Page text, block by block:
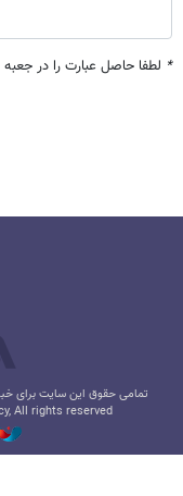
* لطفا حاصل عبارت را در جعبه
تمامی حقوق این سایت برای
All rights reserved